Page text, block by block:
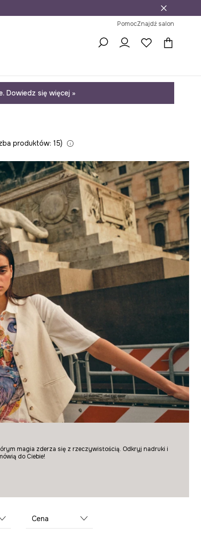
PomocZnajdź salon
Dowiedz się więcej »
produktów: 15
magia zderza się z rzeczywistością. Odkryj nadruki i
do Ciebie!
Cena